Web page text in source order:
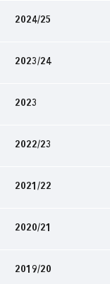
2024/25
2023/24
2023
2022/23
2021/22
2020/21
2019/20